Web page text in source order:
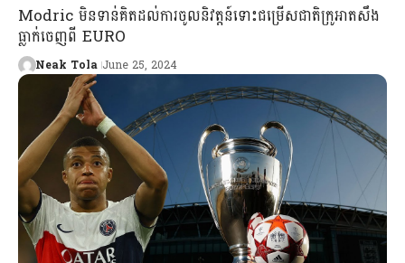
Modric មិនទាន់គិតដល់ការចូលនិវត្តន៍ទោះជម្រើសជាតិក្រូអាតសឹង
ធ្លាក់ចេញពី EURO​
Neak Tola June 25, 2024